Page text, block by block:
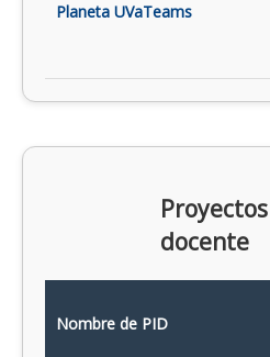
Planeta UVaTeams
docente
Nombre de PID